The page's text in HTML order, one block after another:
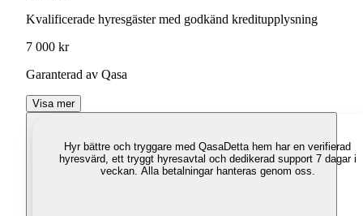
Kvalificerade hyresgäster med godkänd kreditupplysning
7 000 kr
Garanterad av Qasa
Visa mer
Hyr bättre och tryggare med QasaDetta hem har en verifierad
hyresvärd, ett tryggt hyresavtal och dedikerad support 7 dagar i
veckan. Alla betalningar hanteras genom oss.